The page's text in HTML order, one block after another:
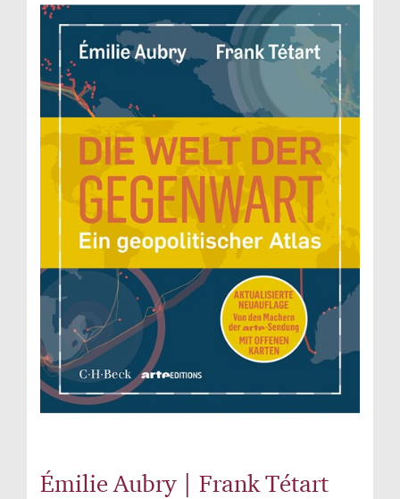
Émilie Aubry | Frank Tétart